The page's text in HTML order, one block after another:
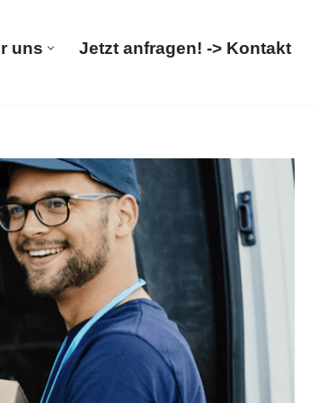
uns Jetzt anfragen! -> Kontakt
Entsorgung. Ihre Quelle für
𝐓𝐑𝐀𝐍𝐒𝐏𝐎𝐑𝐓𝐄, Ihr Haushaltsauflöser &